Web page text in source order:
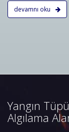
devamnı oku
Yangın
Algılama